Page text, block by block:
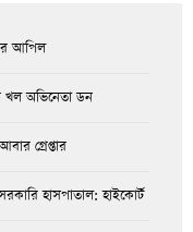
আপিল
খল অভিনেতা ডন
গ্রেপ্তা‌র
হাসপাতাল: হাইকোর্ট